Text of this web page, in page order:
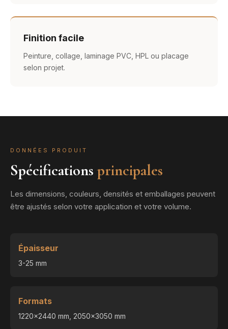
Finition facile
Peinture, collage, laminage PVC, HPL ou placage
selon projet.
DONNÉES PRODUIT
Spécificationsprincipales
Les dimensions, couleurs, densités et emballages peuvent
être ajustés selon votre application et votre volume.
Épaisseur
3-25 mm
Formats
1220x2440 mm, 2050x3050 mm